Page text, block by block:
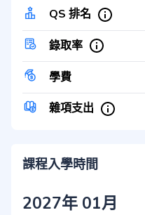
QS 排名
錄取率
學費
雜項支出
課程入學時間
2027年 01月